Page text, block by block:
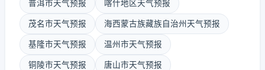
普洱市天气预报 喀什地区天气预报
茂名市天气预报 海西蒙古族藏族自治州天气预报
基隆市天气预报 温州市天气预报
铜陵市天气预报 唐山市天气预报